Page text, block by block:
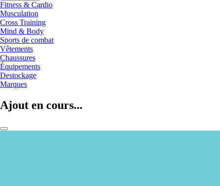
Fitness & Cardio
Musculation
Cross Training
Mind & Body
Sports de combat
Vêtements
Chaussures
Équipements
Destockage
Marques
Ajout en cours...